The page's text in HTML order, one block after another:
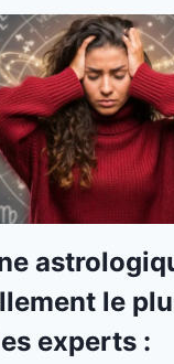
le
experts :